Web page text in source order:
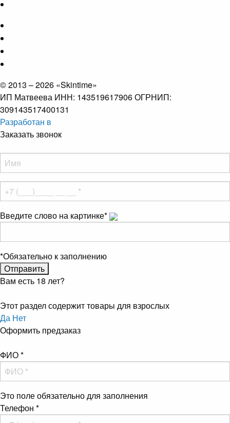
© 2013 – 2026 «Skintime»
ИП Матвеева ИНН: 143519617906 ОГРНИП:
309143517400131
Разработан в
Заказать звонок
Введите слово на картинке*
*Обязательно к заполнению
Вам есть 18 лет?
Этот раздел содержит товары для взрослых
Да Нет
Оформить предзаказ
ФИО*
Это поле обязательно для заполнения
Телефон *